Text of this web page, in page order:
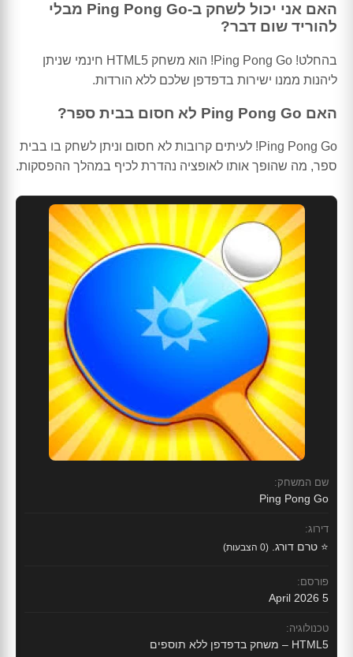
האם אני יכול לשחק ב-Ping Pong Go מבלי
להוריד שום דבר?
בהחלט! Ping Pong Go! הוא משחק HTML5 חינמי שניתן
ליהנות ממנו ישירות בדפדפן שלכם ללא הורדות.
האם Ping Pong Go לא חסום בבית ספר?
Ping Pong Go! לעיתים קרובות לא חסום וניתן לשחק בו בבית
ספר, מה שהופך אותו לאופציה נהדרת לכיף במהלך ההפסקות.
שם המשחק:
Ping Pong Go
דירוג:
⭐ טרם דורג. (0 הצבעות)
פורסם:
5 April 2026
טכנולוגיה:
HTML5 – משחק בדפדפן ללא תוספים